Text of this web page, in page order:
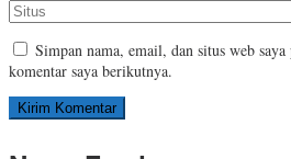
Simpan nama, email, dan situs web
komentar saya berikutnya.